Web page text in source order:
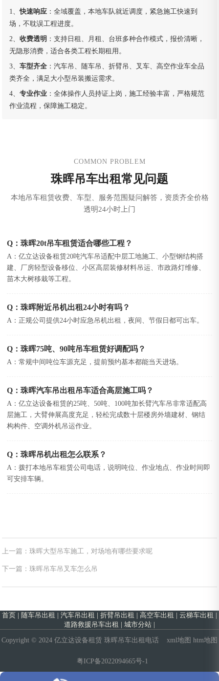
1、快速响应 ：全域覆盖，本地车队就近调度，紧急施工快速到
场，不耽误工程进度。
2、收费透明 ：支持日租、月租、台班多种合作模式，报价清晰，
无隐形消费，适合各类工程长期租用。
3、车型齐全 ：汽车吊、随车吊、折臂吊、叉车、高空作业车全品
类齐全，满足大小型吊装搬运需求。
4、专业作业 ：全体操作人员持证上岗，施工经验丰富，严格规范
作业流程，保障施工稳定。
COMMON PROBLEM
珠晖吊车出租常见问题
本地吊车租赁收费、车型、服务范围疑问解答，资质齐全价格
透明24小时上门
Q：珠晖20t吊车租赁适合哪些工程？
A：亿立达设备租赁20吨汽车吊适配中层工地施工、小型钢结构搭
建、厂房轻型设备移位、小区高层装修材料吊运、市政路灯维修、
苗木大树移栽等工程。
Q：珠晖附近吊机出租24小时有吗？
A：正规公司提供24小时应急吊机出租，夜间、节假日都可出车。
Q：珠晖75吨、90吨吊车租赁好调配吗？
A：常规中间吨位车源充足，提前预约基本都能当天进场。
Q：珠晖汽车吊出租吊车适合高层施工吗？
A：亿立达设备租赁的25吨、50吨、100吨加长臂汽车吊非常适配高
层施工，大臂伸展高度充足，轻松完成数十层楼房外墙建材、钢结
构构件、空调外机吊运作业。
Q：珠晖吊机出租怎么联系？
A：拨打本地吊车租赁公司电话，说明吨位、作业地点、作业时间即
可安排车辆。
上一篇：珠晖大型吊车施工，对场地有哪些要求呢
下一篇：珠晖吊车吊叉车怎么吊
首页 | 随车吊出租 | 汽车吊出租 | 折臂吊出租 | 高空车出租 | 云梯车出租 |
道路救援吊车出租 | 城市分站 |
Copyright © 2024 亿立达设备租赁 珠晖吊车出租电话 xml地图 htm地图
粤ICP备2022094665号-1